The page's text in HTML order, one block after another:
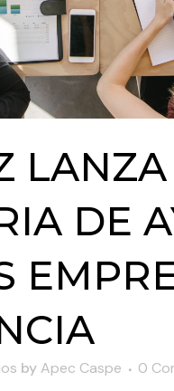
DE
by Apec Caspe 0